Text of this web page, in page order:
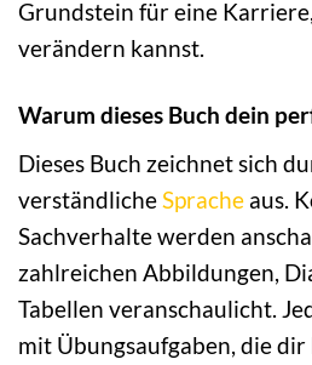
Grundstein für eine
verändern kannst.
Warum dieses Buch dein
Dieses Buch zeichnet sich
verständliche Sprache aus.
Sachverhalte werden
zahlreichen Abbildungen,
Tabellen veranschaulicht.
mit Übungsaufgaben, die